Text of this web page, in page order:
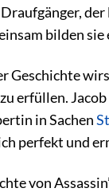
bilden
Geschichte
erfüllen.
in Sachen
perfekt und
von